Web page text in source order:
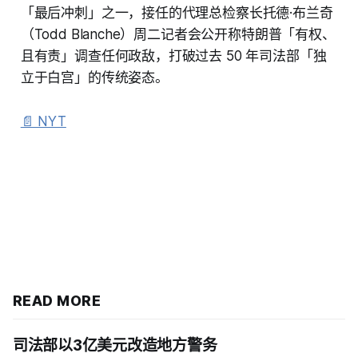
「最后冲刺」之一，接任的代理总检察长托德·布兰奇
（Todd Blanche）周二记者会公开称特朗普「有权、
且有责」调查任何政敌，打破过去 50 年司法部「独
立于白宫」的传统姿态。
📄 NYT
READ MORE
司法部以3亿美元改造地方警务